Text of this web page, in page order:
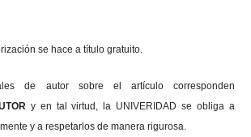
se hace a título gratuito.
de autor sobre el artículo corresponden
y en tal virtud, la UNIVERIDAD se obliga a
y a respetarlos de manera rigurosa.